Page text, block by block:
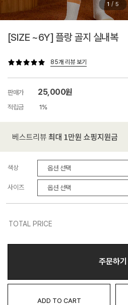
1 / 5
[SIZE ~6Y] 플랑 골지 실내복
85개 리뷰 보기
판매가 25,000원
적립금 1%
색상
사이즈
TOTAL PRICE
주문하기
ADD TO CART